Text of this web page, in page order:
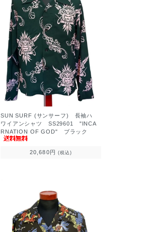
SUN SURF (サンサーフ) 長袖ハ
ワイアンシャツ SS29601 "INCA
RNATION OF GOD" ブラック
20,680円 (税込)